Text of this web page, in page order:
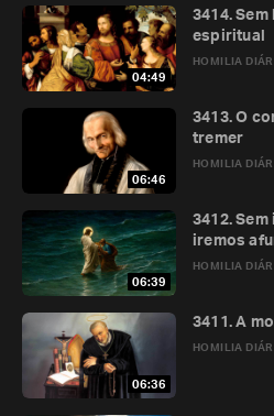
04:49
HOMILIA
3414.
espiritual
06:46
HOMILIA
3413. O
tremer
06:39
HOMILIA
3412.
iremos
06:36
HOMILIA
3411. A